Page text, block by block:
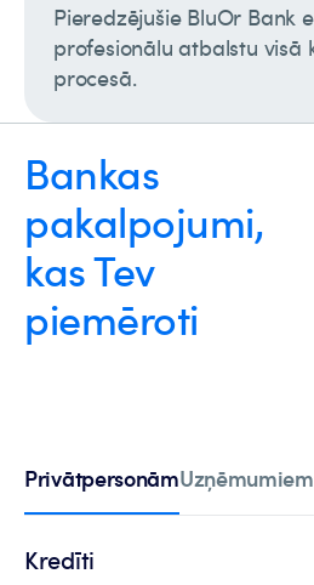
Pieredzējušie BluOr Bank
profesionālu atbalstu visā
procesā.
Bankas
pakalpojumi,
kas Tev
piemēroti
PrivātpersonāmUzņēmumiem
Kredīti